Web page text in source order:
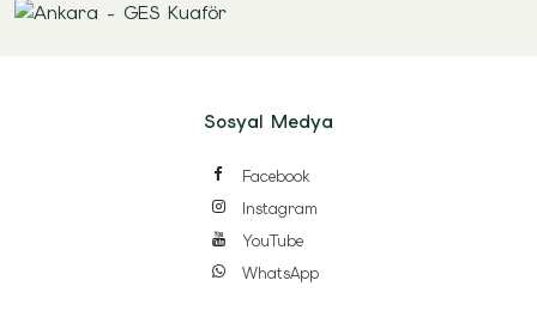
Sosyal Medya
Facebook
Instagram
YouTube
WhatsApp